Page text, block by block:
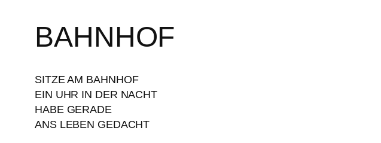
BAHNHOF
SITZE AM BAHNHOF
EIN UHR IN DER NACHT
HABE GERADE
ANS LEBEN GEDACHT